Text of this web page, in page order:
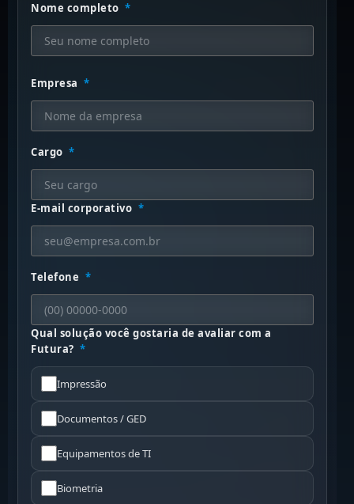
Nome completo *
Empresa *
Cargo *
E-mail corporativo *
Telefone *
Qual solução você gostaria de avaliar com a
Futura? *
Impressão
Documentos / GED
Equipamentos de TI
Biometria